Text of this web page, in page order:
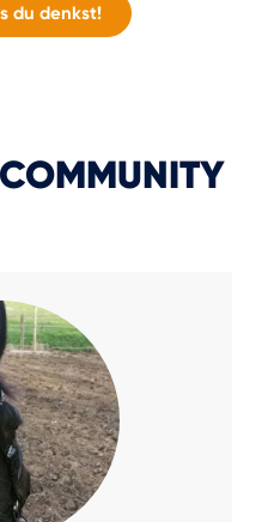
du denkst!